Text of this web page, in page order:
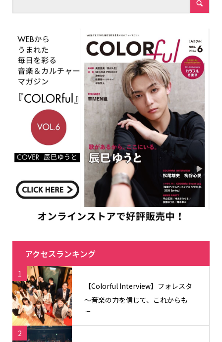
アクセスランキング
1
【Colorful Interview】フォレスタ
〜音楽の力を信じて、これからも
信...
2